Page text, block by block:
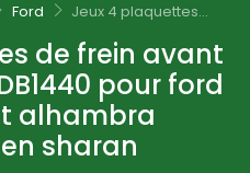
Ford Jeux 4 plaquettes...
de frein avant
pour ford
alhambra
sharan